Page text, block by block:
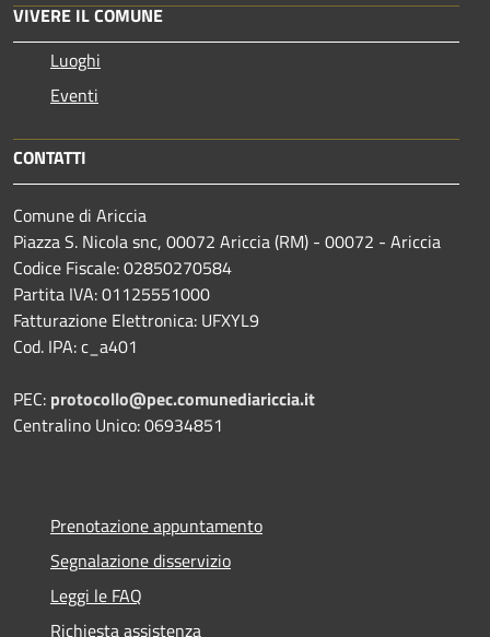
VIVERE IL COMUNE
Luoghi
Eventi
CONTATTI
Comune di Ariccia
Piazza S. Nicola snc, 00072 Ariccia (RM) - 00072 - Ariccia
Codice Fiscale: 02850270584
Partita IVA: 01125551000
Fatturazione Elettronica: UFXYL9
Cod. IPA: c_a401
PEC: protocollo@pec.comunediariccia.it
Centralino Unico: 06934851
Prenotazione appuntamento
Segnalazione disservizio
Leggi le FAQ
Richiesta assistenza